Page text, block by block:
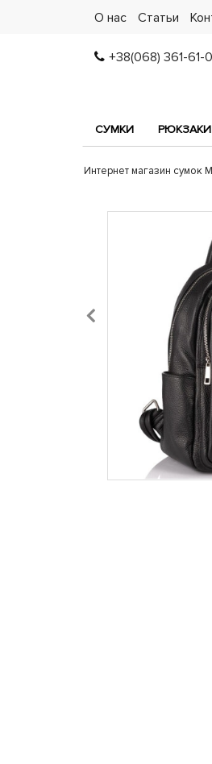
О нас Статьи
+38(068) 361-61-
СУМКИ РЮКЗАКИ
Интернет магазин сумок